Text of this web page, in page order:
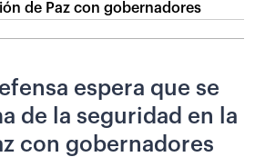
de Paz con gobernadores
espera que se
de la seguridad en la
con gobernadores